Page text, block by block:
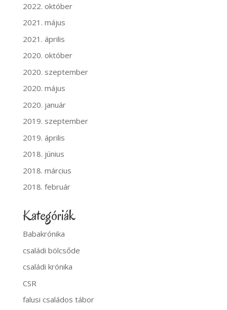
2022. október
2021. május
2021. április
2020. október
2020. szeptember
2020. május
2020. január
2019. szeptember
2019. április
2018. június
2018. március
2018. február
Kategóriák
Babakrónika
családi bölcsőde
családi krónika
CSR
falusi családos tábor